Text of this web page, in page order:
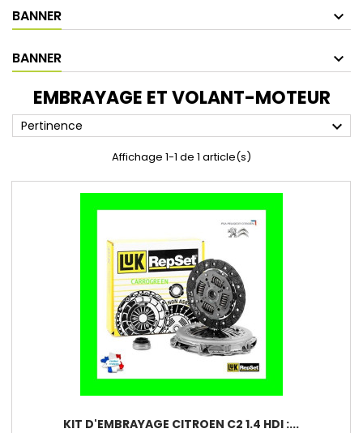
BANNER
BANNER
EMBRAYAGE ET VOLANT-MOTEUR
Pertinence expand_more
Affichage 1-1 de 1 article(s)
KIT D'EMBRAYAGE CITROEN C2 1.4 HDI :...